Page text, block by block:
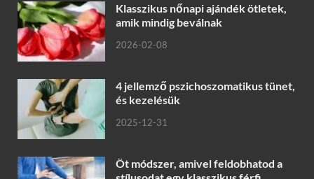
Klasszikus nőnapi ajándék ötletek,
amik mindig beválnak
2026-02-08
4 jellemző pszichoszomatikus tünet,
és kezelésük
2025-12-31
Öt módszer, amivel feldobhatod a